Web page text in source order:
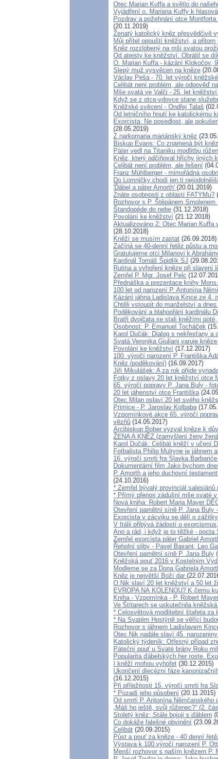
Otec Marian Kuffa a světlo do
Vyjádření o. Mariana Kuffy k
Pozdrav a požehnání otce
(20.11.2019)
Ženatý katolický kněz přesvědčivě
Můj přítel opouští kněžství, a
Kněz rozzlobený na mši svatou
Od ateisty ke kněžství. Obrátil se
O. Marian Kuffa - kázání Klokočov,
Slepý muž vysvěcen na kněze
Václav Peša - 70. let výročí
Celibát není problém, ale odpověď
Mše svatá ve Valči - 25. let
Když se z otce-vdovce stane
Kněžské svěcení - Ondřej Talaš
Od letničního hnutí ke katolickému
Exorcista: Ne posedlost, ale
(28.05.2019)
Z narkomana mariánský kněz
Biskup Evans: Co znamená být
Páter vedl na Titaniku modlitbu
Kněz, který odčiňoval hříchy jiných
Celibát není problém, ale řešení
Franz Mühlberger - mimořádná
Do Lomničky chodí jen ti
'Ďábel a páter Amorth' (20.01.2019)
Znáte osobnosti z oblastí FATYMu?
Rozhovor s P. Štěpánem
Štandopéde do nebe (31.12.2018)
Povolání ke kněžství (21.12.2018)
Aktualizováno 2: Otec Marian Kuffa
(28.10.2018)
Kněží se musím zastat (26.09.2018)
Začíná se 40-denní řetěz půstu a
Gratulujeme otci Milanovi k
Kardinál Tomáš Špidlík SJ
Rutina a vyhoření kněze při slavení
Zemřel P. Mgr. Josef Pelc
Přednáška a prezentace knihy
100 let od narození P. Antonína
Kázání jáhna Ladislava Kince ze 4.
Chtěli vstoupit do manželství a
Poděkování a blahopřání kardinálu
Bratři dvojčata se stali kněžími
Osobnost: P. Emanuel Tocháček
Karol Dučák: Dialog s nekřesťany a
Svatá Veronika Giuliani varuje
Povolání ke kněžství (17.12.2017)
100. výročí narození P. Františka
Kněz (poděkování) (16.09.2017)
Jiří Mikulášek: A za rok přijde
Fotky z oslavy 20 let kněžství otce
65. výročí popravy P. Jana Buly -
20 let jáhenství otce Františka
Otec Milan oslaví 20 let svého
Primice - P. Jaroslav Kolbaba
Vzpomínkové akce 65. výročí
vězňů (14.05.2017)
Arcibiskup Bober vyzval kněze k
ŽENA A KNĚZ (zamyšlení ženy
Karol Dučák: Celibát kněží v učení
Fotbalista Philip Mulryne je jáhnem
16. výročí smrti fra Slavka
Dokumentární film Jako bychom
P. Amorth a jeho duchovní
(24.10.2016)
* Zemřel bývalý provinciál
* Přímý přenos zádušní mše svaté
Nová kniha: Robert Maria Mayer
Otevření pamětní síně P. Jana Buly
Exorcista v zácviku se dělí o
V Itálii přibývá žádostí o
Ano a rád, i když je to těžké - pocta
Zemřel exorcista páter Gabriel
Řeholní sliby - Pavel Baxant, Leo
Otevření pamětní síně P. Jana Buly
Kněžská pouť 2016 v Kostelním
Modleme se za Dona Gabriela
Kněz je největší Boží dar
O.Nik slaví 20 let kněžství a 50 let
EVROPA NA KOLENOU? K čemu
Kniha - Vzpomínka - P. Robert Mayer
Ve Štítarech se uskutečnila
* Celosvětová modlitební štafeta za
* Na Svatém Hostýně se věřící
Rozhovor s jáhnem Ladislavem
Otec Nik nadále slaví 45.
Katolický týdeník: Otřesný případ
Páteční pouť u Svaté brány Roku
Popularita ďábelských her roste.
I kněží mohou vyhořet (30.12.2015)
Ukončení diecézní fáze
(16.12.2015)
Při příležitosti 15. výročí smrti fra
* Pozadí jeho působení (20.11.2015)
Od smrti P. Antonína Němčanského
„Máš ho ještě, svůj růženec?“ (2.
Stoletý kněz: Stále bojuji s ďáblem
Co dokáže falešné obvinění
Celibát (20.09.2015)
Půst a pouť za kněze - 40 denní
Výstava k 100.výročí narození P.
Menší rozhovor s naším knězem P.